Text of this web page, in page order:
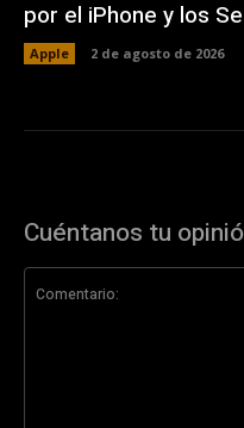
por el iPhone y los
Apple 2 de agosto de 2026
Cuéntanos tu